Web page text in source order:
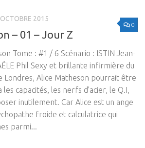
0
2015
– 01 – Jour Z
Tome : #1 / 6 Scénario : ISTIN Jean-
Phil Sexy et brillante infirmière du
Londres, Alice Matheson pourrait être
capacités, les nerfs d’acier, le Q.I,
inutilement. Car Alice est un ange
froide et calculatrice qui
parmi...